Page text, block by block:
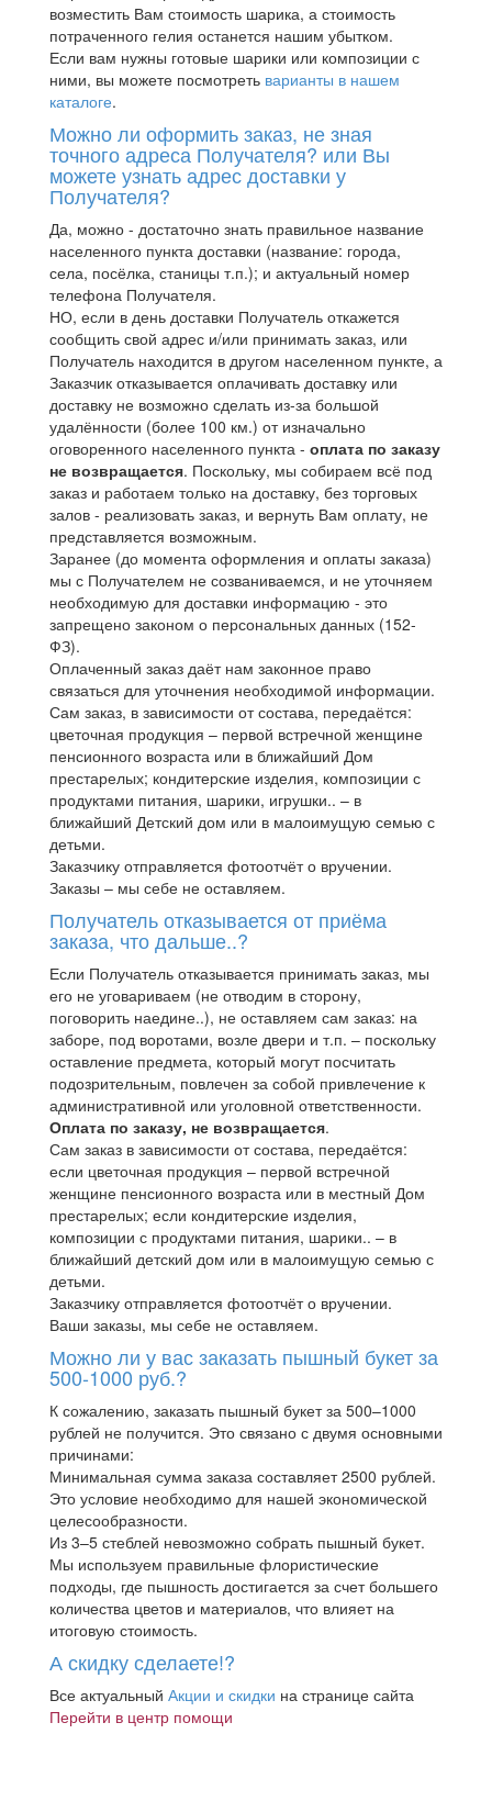
возместить Вам стоимость шарика, а стоимость
потраченного гелия останется нашим убытком.
Если вам нужны готовые шарики или композиции с
ними, вы можете посмотреть варианты в нашем
каталоге.
Можно ли оформить заказ, не зная
точного адреса Получателя? или Вы
можете узнать адрес доставки у
Получателя?
Да, можно - достаточно знать правильное название
населенного пункта доставки (название: города,
села, посёлка, станицы т.п.); и актуальный номер
телефона Получателя.
НО, если в день доставки Получатель откажется
сообщить свой адрес и/или принимать заказ, или
Получатель находится в другом населенном пункте, а
Заказчик отказывается оплачивать доставку или
доставку не возможно сделать из-за большой
удалённости (более 100 км.) от изначально
оговоренного населенного пункта - оплата по заказу
не возвращается. Поскольку, мы собираем всё под
заказ и работаем только на доставку, без торговых
залов - реализовать заказ, и вернуть Вам оплату, не
представляется возможным.
Заранее (до момента оформления и оплаты заказа)
мы с Получателем не созваниваемся, и не уточняем
необходимую для доставки информацию - это
запрещено законом о персональных данных (152-
ФЗ).
Оплаченный заказ даёт нам законное право
связаться для уточнения необходимой информации.
Сам заказ, в зависимости от состава, передаётся:
цветочная продукция – первой встречной женщине
пенсионного возраста или в ближайший Дом
престарелых; кондитерские изделия, композиции с
продуктами питания, шарики, игрушки.. – в
ближайший Детский дом или в малоимущую семью с
детьми.
Заказчику отправляется фотоотчёт о вручении.
Заказы – мы себе не оставляем.
Получатель отказывается от приёма
заказа, что дальше..?
Если Получатель отказывается принимать заказ, мы
его не уговариваем (не отводим в сторону,
поговорить наедине..), не оставляем сам заказ: на
заборе, под воротами, возле двери и т.п. – поскольку
оставление предмета, который могут посчитать
подозрительным, повлечен за собой привлечение к
административной или уголовной ответственности.
Оплата по заказу, не возвращается.
Сам заказ в зависимости от состава, передаётся:
если цветочная продукция – первой встречной
женщине пенсионного возраста или в местный Дом
престарелых; если кондитерские изделия,
композиции с продуктами питания, шарики.. – в
ближайший детский дом или в малоимущую семью с
детьми.
Заказчику отправляется фотоотчёт о вручении.
Ваши заказы, мы себе не оставляем.
Можно ли у вас заказать пышный букет за
500-1000 руб.?
К сожалению, заказать пышный букет за 500–1000
рублей не получится. Это связано с двумя основными
причинами:
Минимальная сумма заказа составляет 2500 рублей.
Это условие необходимо для нашей экономической
целесообразности.
Из 3–5 стеблей невозможно собрать пышный букет.
Мы используем правильные флористические
подходы, где пышность достигается за счет большего
количества цветов и материалов, что влияет на
итоговую стоимость.
А скидку сделаете!?
Все актуальный Акции и скидки на странице сайта
Перейти в центр помощи